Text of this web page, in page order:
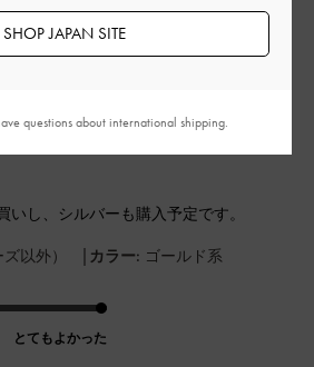
いし、シルバーも購入予定です。
以外） | カラー: ゴールド系
とてもよかった
SHOP JAPAN SITE
questions about international shipping.